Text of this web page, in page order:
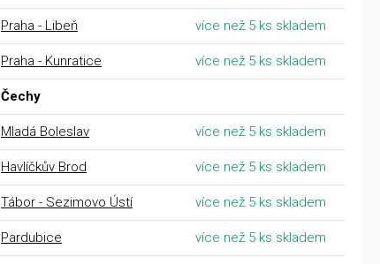
Praha - Libeň více než 5 ks skladem
Praha - Kunratice více než 5 ks skladem
Čechy
Mladá Boleslav více než 5 ks skladem
Havlíčkův Brod více než 5 ks skladem
Tábor - Sezimovo Ústí více než 5 ks skladem
Pardubice více než 5 ks skladem